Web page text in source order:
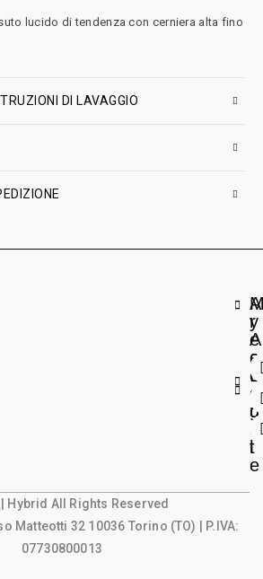
lucido di tendenza con cerniera alta fino
DI LAVAGGIO
A
r
e
a
L
e
g
l
e
y
A
c
c
o
u
t
Hybrid All Rights Reserved
Matteotti 32 10036 Torino (TO) | P.IVA:
07730800013